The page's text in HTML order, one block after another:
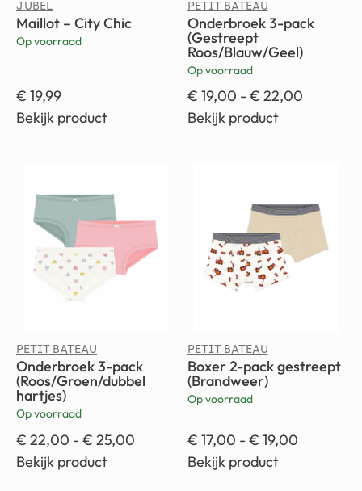
JUBEL
Maillot – City Chic
Op voorraad
€ 19,99
Bekijk product
PETIT BATEAU
Onderbroek 3-pack
(Gestreept
Roos/Blauw/Geel)
Op voorraad
€ 19,00 - € 22,00
Bekijk product
PETIT BATEAU
Onderbroek 3-pack
(Roos/Groen/dubbel
hartjes)
Op voorraad
€ 22,00 - € 25,00
Bekijk product
PETIT BATEAU
Boxer 2-pack gestreept
(Brandweer)
Op voorraad
€ 17,00 - € 19,00
Bekijk product